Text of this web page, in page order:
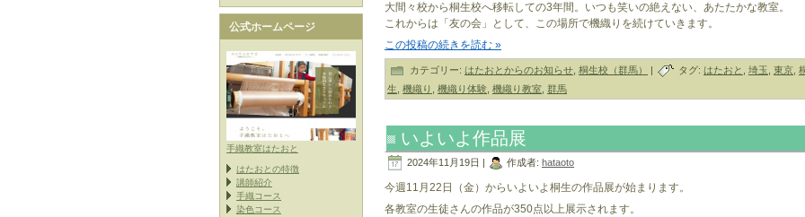
公式ホームページ
手織教室はたおと
はたおとの特徴
講師紹介
手織コース
染色コース
大間々校から桐生校へ移転しての3年間。いつも笑いの絶えない、あたたかな教室。
これからは「友の会」として、この場所で機織りを続けていきます。
この投稿の続きを読む »
カテゴリー: はたおとからのお知らせ 桐生校（群馬） | タグ: はたおと 埼玉 東京
生 機織り 機織り体験 機織り教室 群馬
いよいよ作品展
2024年11月19日 | 作成者: hataoto
今週11月22日（金）からいよいよ桐生の作品展が始まります。
各教室の生徒さんの作品が350点以上展示されます。